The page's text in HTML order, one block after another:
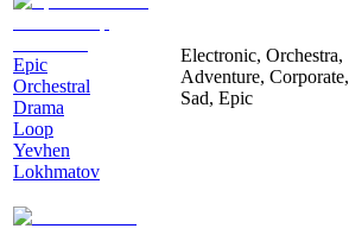
Epic
Orchestral
Drama
Loop
Yevhen
Lokhmatov
Electronic, Orchestra,
Adventure, Corporate,
Sad, Epic